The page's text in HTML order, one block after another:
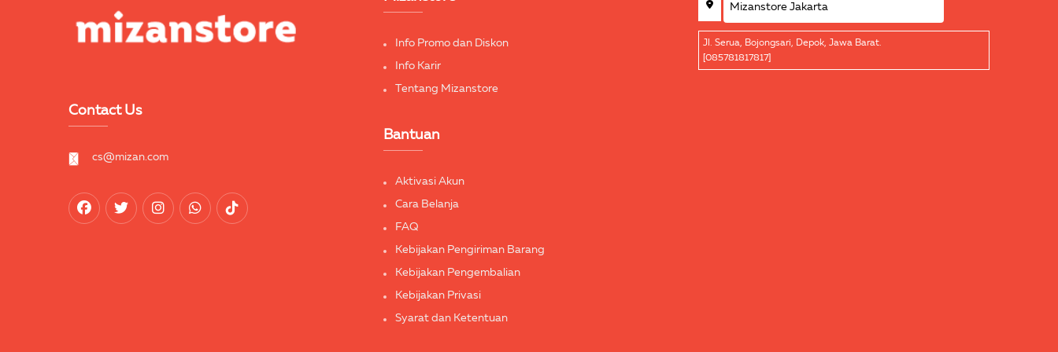
Contact Us
cs@mizan.com
Info Promo dan Diskon
Info Karir
Tentang Mizanstore
Bantuan
Aktivasi Akun
Cara Belanja
FAQ
Kebijakan Pengiriman Barang
Kebijakan Pengembalian
Kebijakan Privasi
Syarat dan Ketentuan
Jl. Serua, Bojongsari, Depok, Jawa Barat.
[085781817817]